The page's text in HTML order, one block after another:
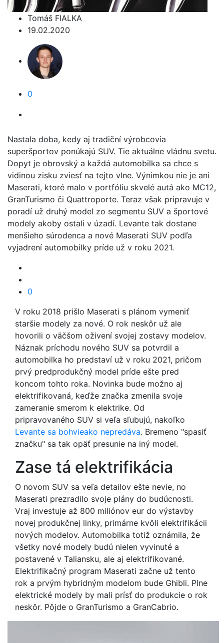
Tomáš FIALKA
19.02.2020
0
Nastala doba, kedy aj tradiční výrobcovia
superšportov ponúkajú SUV. Tie aktuálne vládnu svetu.
Dopyt je obrovský a každá automobilka sa chce s
vidinou zisku zviesť na tejto vlne. Výnimkou nie je ani
Maserati, ktoré malo v portfóliu skvelé autá ako MC12,
GranTurismo či Quattroporte. Teraz však pripravuje v
poradí už druhý model zo segmentu SUV a športové
modely akoby ostali v úzadí. Levante tak dostane
menšieho súrodenca a nové Maserati SUV podľa
vyjadrení automobilky príde už v roku 2021.
0
V roku 2018 prišlo Maserati s plánom vymeniť
staršie modely za nové. O rok neskôr už ale
hovorili o väčšom oživení svojej zostavy modelov.
Náznak príchodu nového SUV sa potvrdil a
automobilka ho predstaví už v roku 2021, pričom
prvý predprodukčný model príde ešte pred
koncom tohto roka. Novinka bude možno aj
elektrifikovaná, keďže značka zmenila svoje
zameranie smerom k elektrike. Od
pripravovaného SUV si veľa sľubujú, nakoľko
Levante sa bohvieako nepredáva. Bremeno "spasiť
značku" sa tak opäť presunie na iný model.
Zase tá elektrifikácia
O novom SUV sa veľa detailov ešte nevie, no
Maserati prezradilo svoje plány do budúcnosti.
Vraj investuje až 800 miliónov eur do výstavby
novej produkčnej linky, primárne kvôli elektrifikácii
nových modelov. Automobilka totiž oznámila, že
všetky nové modely budú nielen vyvinuté a
postavené v Taliansku, ale aj elektrifikované.
Elektrifikačný program Maserati začne už tento
rok a prvým hybridným modelom bude Ghibli. Plne
elektrické modely by mali prísť do produkcie o rok
neskôr. Pôjde o GranTurismo a GranCabrio.